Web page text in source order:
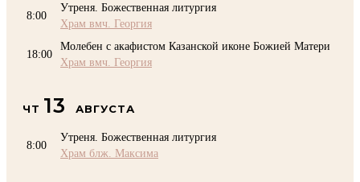
8:00
Утреня. Божественная литургия
Храм вмч. Георгия
18:00
Молебен с акафистом Казанской иконе Божией Матери
Храм вмч. Георгия
ЧТ 13 АВГУСТА
8:00
Утреня. Божественная литургия
Храм блж. Максима